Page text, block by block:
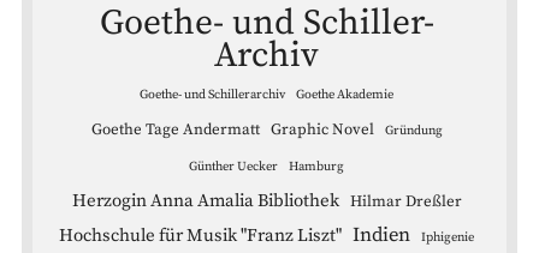
Goethe- und Schiller-
Archiv
Goethe- und Schillerarchiv Goethe Akademie
Goethe Tage Andermatt Graphic Novel Gründung
Günther Uecker Hamburg
Herzogin Anna Amalia Bibliothek Hilmar Dreßler
Hochschule für Musik "Franz Liszt" Indien Iphigenie